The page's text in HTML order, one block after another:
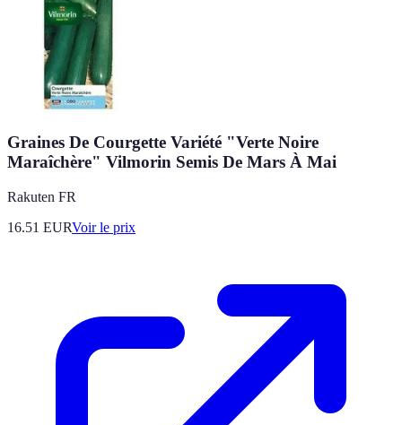
Graines De Courgette Variété "Verte Noire
Maraîchère" Vilmorin Semis De Mars À Mai
Rakuten FR
16.51 EURVoir le prix